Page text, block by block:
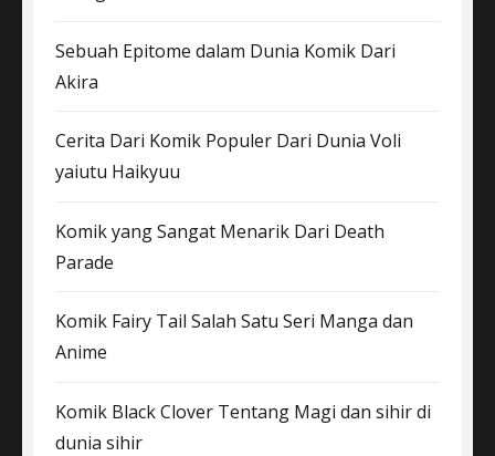
Sebuah Epitome dalam Dunia Komik Dari
Akira
Cerita Dari Komik Populer Dari Dunia Voli
yaiutu Haikyuu
Komik yang Sangat Menarik Dari Death
Parade
Komik Fairy Tail Salah Satu Seri Manga dan
Anime
Komik Black Clover Tentang Magi dan sihir di
dunia sihir